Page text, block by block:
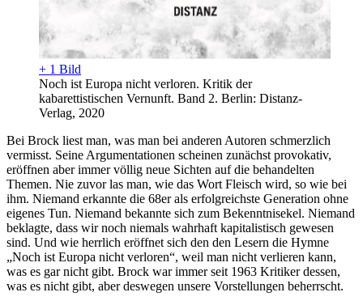
+ 1 Bild
Noch ist Europa nicht verloren. Kritik der
kabarettistischen Vernunft. Band 2. Berlin: Distanz-
Verlag, 2020
Bei Brock liest man, was man bei anderen Autoren schmerzlich
vermisst. Seine Argumentationen scheinen zunächst provokativ,
eröffnen aber immer völlig neue Sichten auf die behandelten
Themen. Nie zuvor las man, wie das Wort Fleisch wird, so wie bei
ihm. Niemand erkannte die 68er als erfolgreichste Generation ohne
eigenes Tun. Niemand bekannte sich zum Bekenntnisekel. Niemand
beklagte, dass wir noch niemals wahrhaft kapitalistisch gewesen
sind. Und wie herrlich eröffnet sich den den Lesern die Hymne
„Noch ist Europa nicht verloren“, weil man nicht verlieren kann,
was es gar nicht gibt. Brock war immer seit 1963 Kritiker dessen,
was es nicht gibt, aber deswegen unsere Vorstellungen beherrscht.